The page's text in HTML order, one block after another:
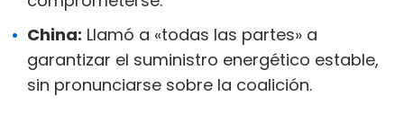
China: Llamó a «todas las partes» a
garantizar el suministro energético estable,
sin pronunciarse sobre la coalición.